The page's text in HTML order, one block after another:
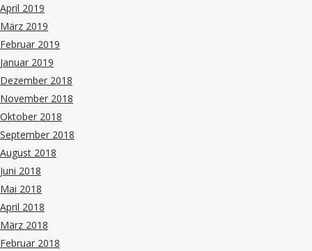
April 2019
März 2019
Februar 2019
Januar 2019
Dezember 2018
November 2018
Oktober 2018
September 2018
August 2018
Juni 2018
Mai 2018
April 2018
März 2018
Februar 2018